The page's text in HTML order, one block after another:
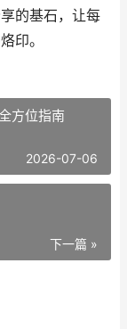
的基石，让每
印。
方位指南
2026-07-06
下一篇 »